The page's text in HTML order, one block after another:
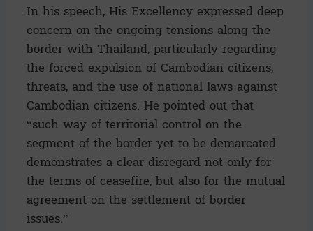
In his speech, His Excellency expressed deep
concern on the ongoing tensions along the
border with Thailand, particularly regarding
the forced expulsion of Cambodian citizens,
threats, and the use of national laws against
Cambodian citizens. He pointed out that
“such way of territorial control on the
segment of the border yet to be demarcated
demonstrates a clear disregard not only for
the terms of ceasefire, but also for the mutual
agreement on the settlement of border
issues.”